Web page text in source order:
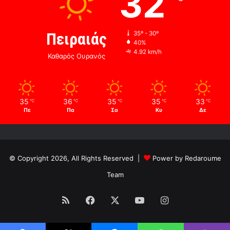
Πειραιάς
Καθαρός Ουρανός
35º - 30º
40%
4.92 km/h
35 ℃
Πε
36 ℃
Πα
35 ℃
Σα
35 ℃
Κυ
33 ℃
Δε
© Copyright 2026, All Rights Reserved |
Power by Redaroume
Team
RSS Facebook YouTubeInstagram